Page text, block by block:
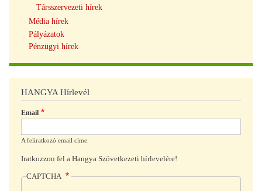
Társszervezeti hírek
Média hírek
Pályázatok
Pénzügyi hírek
HANGYA Hírlevél
Email
A feliratkozó email címe.
Iratkozzon fel a Hangya Szövetkezeti hírlevelére!
CAPTCHA